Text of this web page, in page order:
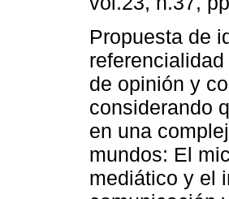
Propuesta de
de opinión y
considerando
en una
mundos: El
mediático y el